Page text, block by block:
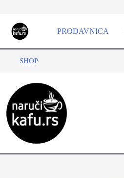
sadržaj
PRODAVNICA
SHOP